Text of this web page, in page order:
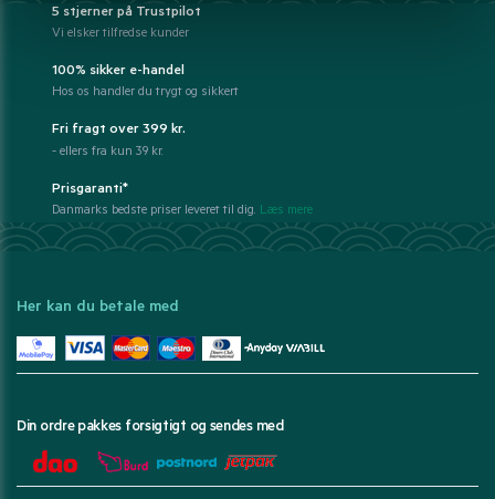
5 stjerner på Trustpilot
Vi elsker tilfredse kunder
100% sikker e-handel
Hos os handler du trygt og sikkert
Fri fragt over 399 kr.
- ellers fra kun 39 kr.
Prisgaranti*
Danmarks bedste priser leveret til dig. Læs mere
Her kan du betale med
Din ordre pakkes forsigtigt og sendes med